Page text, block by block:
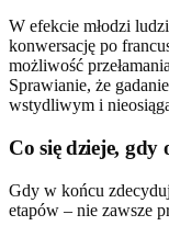
W efekcie młodzi
konwersację po
możliwość
Sprawianie, że
wstydliwym i
Co się dzieje, gdy
Gdy w końcu
etapów – nie zawsze